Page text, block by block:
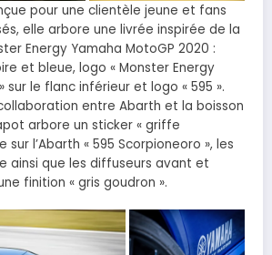
pour une clientèle jeune et fans
elle arbore une livrée inspirée de la
Energy Yamaha MotoGP 2020 :
et bleue, logo « Monster Energy
sur le flanc inférieur et logo « 595 ».
entre Abarth et la boisson
arbore un sticker « griffe
sur l’Abarth « 595 Scorpioneoro », les
ainsi que les diffuseurs avant et
finition « gris goudron ».